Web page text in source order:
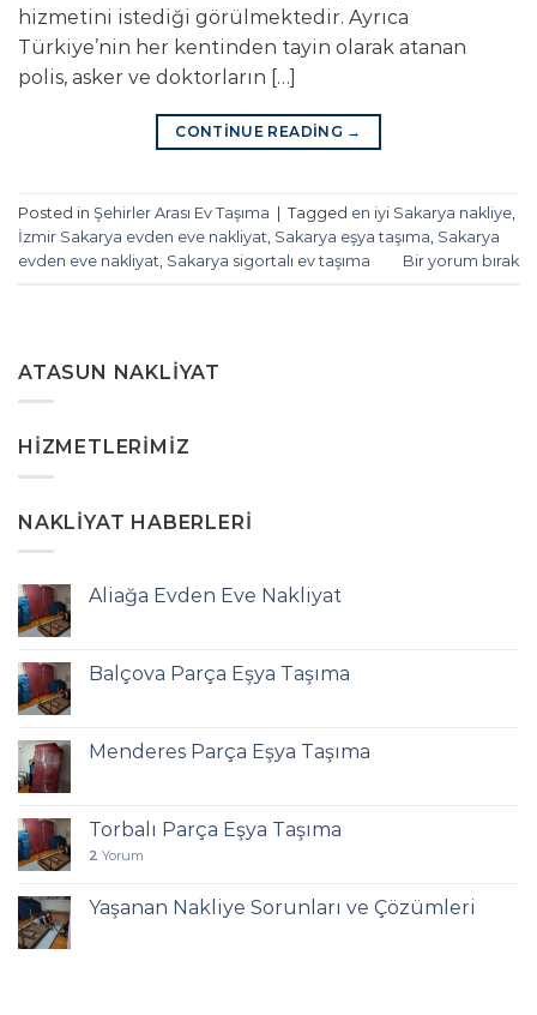
hizmetini istediği görülmektedir. Ayrıca
Türkiye’nin her kentinden tayin olarak atanan
polis, asker ve doktorların […]
CONTINUE READING →
Posted in Şehirler Arası Ev Taşıma Tagged en iyi Sakarya nakliye
İzmir Sakarya evden eve nakliyat Sakarya eşya taşıma Sakarya
evden eve nakliyat Sakarya sigortalı ev taşıma Bir yorum bırak
ATASUN NAKLIYAT
HIZMETLERIMIZ
NAKLIYAT HABERLERI
Aliağa Evden Eve Nakliyat
Balçova Parça Eşya Taşıma
Menderes Parça Eşya Taşıma
Torbalı Parça Eşya Taşıma
2 Yorum
Yaşanan Nakliye Sorunları ve Çözümleri